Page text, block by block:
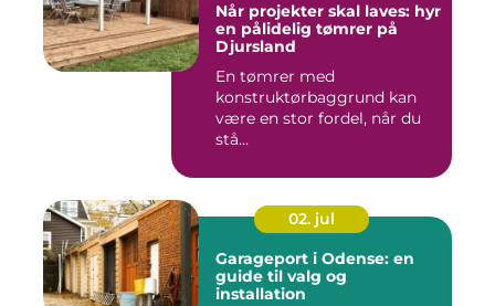
Når projekter skal laves: hyr
en pålidelig tømrer på
Djursland
En tømrer med
konstruktørbaggrund kan
være en stor fordel, når du
stå...
02. jul
Garageport i Odense: en
guide til valg og
installation